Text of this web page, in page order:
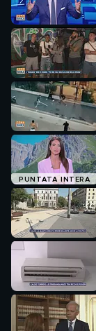
PUNTATA INTERA